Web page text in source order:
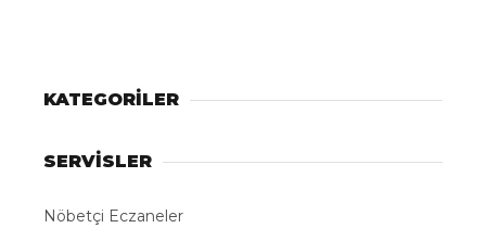
KATEGORİLER
SERVİSLER
Nöbetçi Eczaneler